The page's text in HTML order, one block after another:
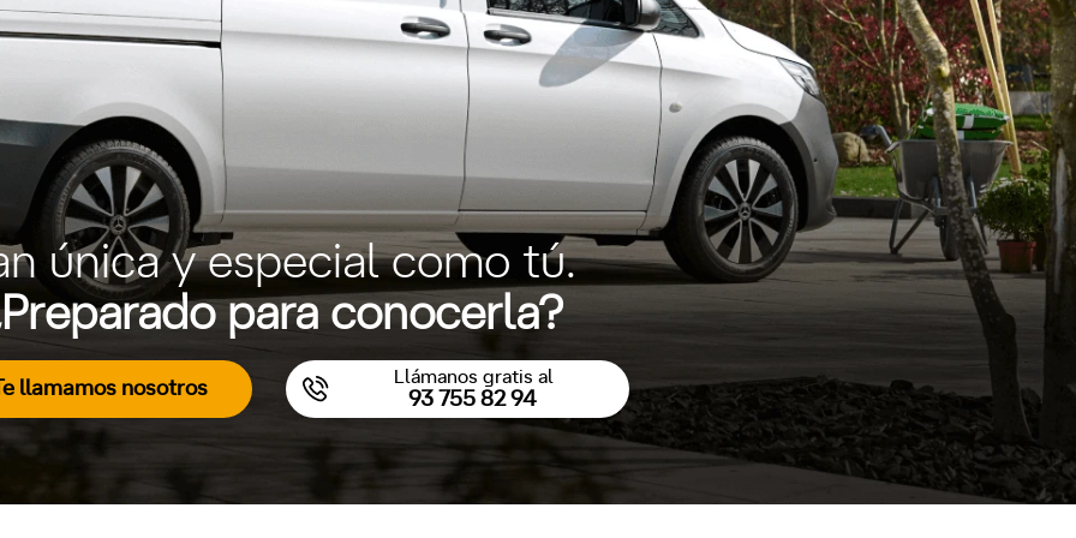
única y especial como tú.
para conocerla?
llamamos nosotros
Llámanos gratis al
93 755 82 94